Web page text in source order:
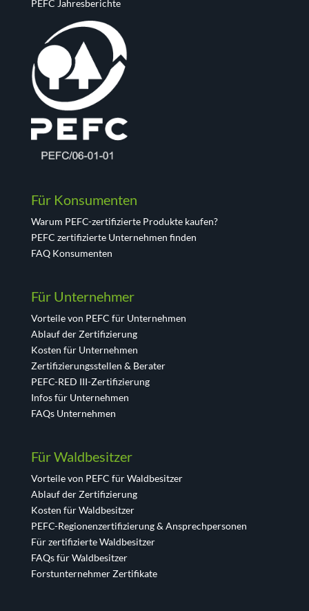
PEFC Jahresberichte
Für Konsumenten
Warum PEFC-zertifizierte Produkte kaufen?
PEFC zertifizierte Unternehmen finden
FAQ Konsumenten
Für Unternehmer
Vorteile von PEFC für Unternehmen
Ablauf der Zertifizierung
Kosten für Unternehmen
Zertifizierungsstellen & Berater
PEFC-RED III-Zertifizierung
Infos für Unternehmen
FAQs Unternehmen
Für Waldbesitzer
Vorteile von PEFC für Waldbesitzer
Ablauf der Zertifizierung
Kosten für Waldbesitzer
PEFC-Regionenzertifizierung & Ansprechpersonen
Für zertifizierte Waldbesitzer
FAQs für Waldbesitzer
Forstunternehmer Zertifikate